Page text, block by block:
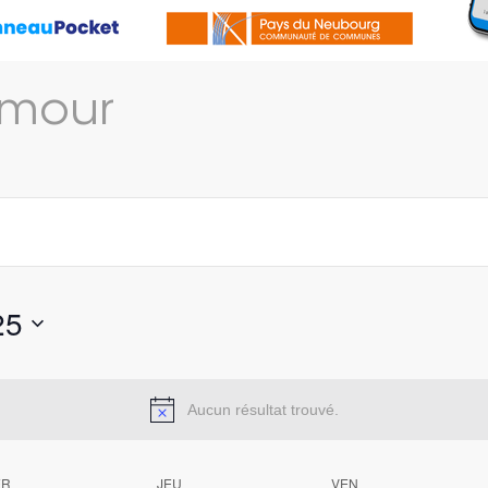
Aucun résultat trouvé.
JEU VEN